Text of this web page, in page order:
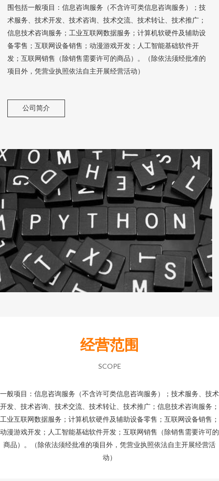
围包括一般项目：信息咨询服务（不含许可类信息咨询服务）；技
术服务、技术开发、技术咨询、技术交流、技术转让、技术推广；
信息技术咨询服务；工业互联网数据服务；计算机软硬件及辅助设
备零售；互联网设备销售；动漫游戏开发；人工智能基础软件开
发；互联网销售（除销售需要许可的商品）。（除依法须经批准的
项目外，凭营业执照依法自主开展经营活动）
公司简介
经营范围
SCOPE
一般项目：信息咨询服务（不含许可类信息咨询服务）；技术服务、技术
开发、技术咨询、技术交流、技术转让、技术推广；信息技术咨询服务；
工业互联网数据服务；计算机软硬件及辅助设备零售；互联网设备销售；
动漫游戏开发；人工智能基础软件开发；互联网销售（除销售需要许可的
商品）。（除依法须经批准的项目外，凭营业执照依法自主开展经营活
动）